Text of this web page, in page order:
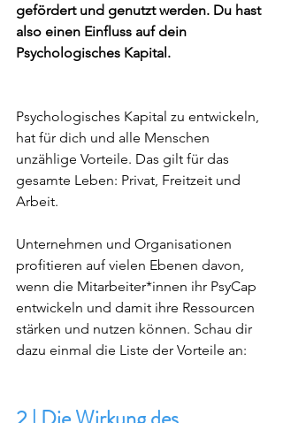
gefördert und genutzt werden. Du hast
also einen Einfluss auf dein
Psychologisches Kapital.
Psychologisches Kapital zu entwickeln,
hat für dich und alle Menschen
unzählige Vorteile. Das gilt für das
gesamte Leben: Privat, Freitzeit und
Arbeit.
Unternehmen und Organisationen
profitieren auf vielen Ebenen davon,
wenn die Mitarbeiter*innen ihr PsyCap
entwickeln und damit ihre Ressourcen
stärken und nutzen können. Schau dir
dazu einmal die Liste der Vorteile an: